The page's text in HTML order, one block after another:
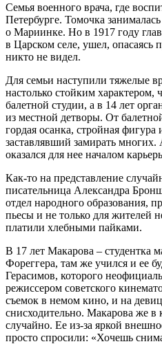
Семья военного врача, где
Петербурге. Томочка
о Мариинке. Но в 1917 году
в Царском селе, ушел, опасаясь
никто не видел.
Для семьи наступили тяжелые
настолько стойким характером,
балетной студии, а в 14 лет
из местной детворы. От
гордая осанка, стройная
заставлявший замирать
оказался для нее началом
Как-то на представление
писательница Александра
отдел народного образования,
пьесы и не только для жителей
платили хлебными пайками.
В 17 лет Макарова – студентка
Фореггера, там же учился и ее
Герасимов, которого
режиссером советского
съемок в немом кино, и на
снисходительно. Макарова же
случайно. Ее из-за яркой
просто спросили: «Хочешь